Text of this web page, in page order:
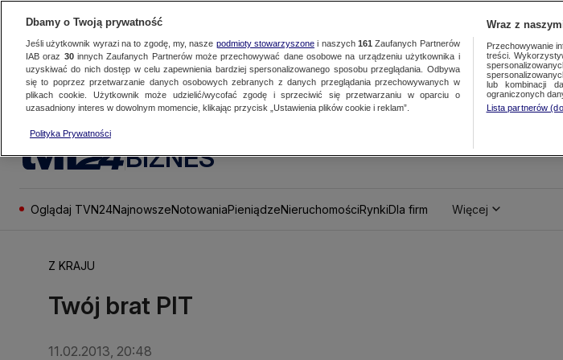
BIZNES
Oglądaj TVN24NajnowszeNotowaniaPieniądzeNieruchomościRynkiDla firm Więcej
Z KRAJU
Twój brat PIT
11.02.2013, 20:48
Dbamy o Twoją prywatność
Jeśli użytkownik wyrazi na to zgodę, my, nasze podmioty stowarzyszonei naszych 161 Zaufanych Partnerów
IAB oraz 30innych Zaufanych Partnerów może przechowywać dane osobowe na urządzeniu użytkownika i
uzyskiwać do nich dostęp w celu zapewnienia bardziej spersonalizowanego sposobu przeglądania. Odbywa
się to poprzez przetwarzanie danych osobowych zebranych z danych przeglądania przechowywanych w
plikach cookie. Użytkownik może udzielić/wycofać zgodę i sprzeciwić się przetwarzaniu w oparciu o
uzasadniony interes w dowolnym momencie, klikając przycisk „Ustawienia plików cookie i reklam”.
Polityka Prywatności
Wraz z
Przechowywanie
treści.
lub kombinacji
ograniczonych
Lista partnerów